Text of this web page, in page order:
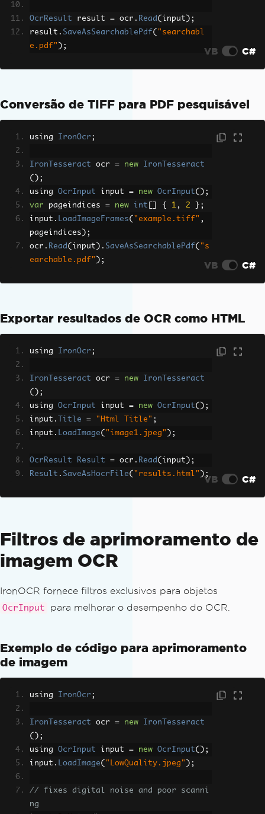
OcrResult result = ocr . Read ( input );
result . SaveAsSearchablePdf( "searchabl
e.pdf" ); VB C#
Conversão de TIFF para PDF pesquisável
using IronOcr ;
IronTesseract ocr = new
IronTesseract
();
using OcrInput input = new OcrInput();
var pageindices = new int { 1, 2
};
input . LoadImageFrames( "example.tiff" ,
pageindices );
ocr . Read ( input ). SaveAsSearchablePdf( "s
earchable.pdf" ); VB C#
Exportar resultados de OCR como HTML
using IronOcr ;
IronTesseract ocr = new
IronTesseract
();
using OcrInput input = new OcrInput();
input . Title = "Html Title" ;
input . LoadImage( "image1.jpeg" );
OcrResult Result = ocr . Read ( input );
Result . SaveAsHocrFile( "results.html" );VB C#
Filtros de aprimoramento de
imagem OCR
IronOCR fornece filtros exclusivos para objetos
OcrInput para melhorar o desempenho do OCR.
Exemplo de código para aprimoramento
de imagem
using IronOcr ;
IronTesseract ocr = new
IronTesseract
();
using OcrInput input = new OcrInput();
input . LoadImage( "LowQuality.jpeg" );
// fixes digital noise and poor scanni
ng